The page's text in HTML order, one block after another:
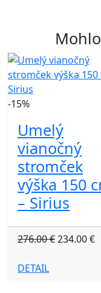
-15%
Umelý
vianočný
stromček
výška 150
– Sirius
276.00 €234.00 €
DETAIL